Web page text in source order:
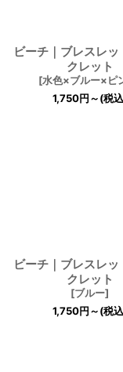
ビーチ｜ブレスレ
クレット
[水色×ブルー×ピ
1,750円～(税
ビーチ｜ブレスレ
クレット
[ブルー]
1,750円～(税